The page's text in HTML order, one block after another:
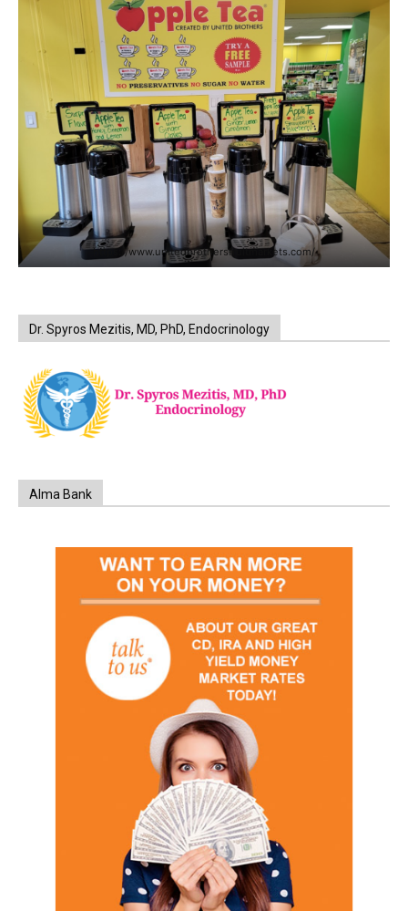
https://www.unitedbrothersfruitmarkets.com/
Dr. Spyros Mezitis, MD, PhD, Endocrinology
Alma Bank